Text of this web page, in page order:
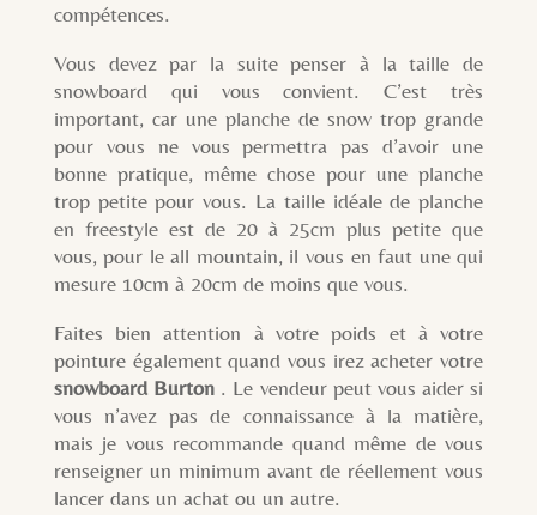
compétences.
Vous devez par la suite penser à la taille de
snowboard qui vous convient. C’est très
important, car une planche de snow trop grande
pour vous ne vous permettra pas d’avoir une
bonne pratique, même chose pour une planche
trop petite pour vous. La taille idéale de planche
en freestyle est de 20 à 25cm plus petite que
vous, pour le all mountain, il vous en faut une qui
mesure 10cm à 20cm de moins que vous.
Faites bien attention à votre poids et à votre
pointure également quand vous irez acheter votre
snowboard Burton. Le vendeur peut vous aider si
vous n’avez pas de connaissance à la matière,
mais je vous recommande quand même de vous
renseigner un minimum avant de réellement vous
lancer dans un achat ou un autre.